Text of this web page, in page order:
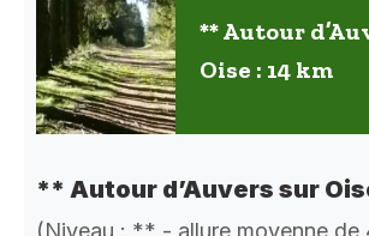
** Autour
Oise : 14 km
** Autour d’Auvers sur
(Niveau : ** - allure moyenne de